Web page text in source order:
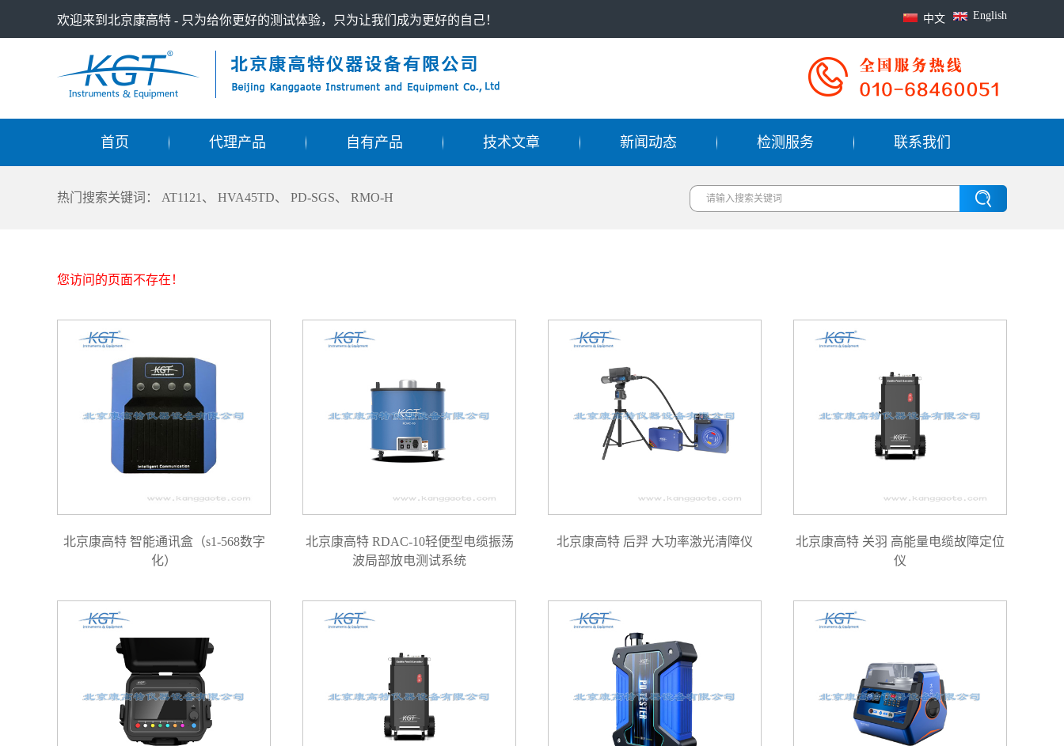
欢迎来到北京康高特 - 只为给你更好的测试体验，只为让我们成为更好的自己！ English
中文
首页 代理产品 自有产品 技术文章 新闻动态 检测服务 联系我们
热门搜索关键词： AT1121 、 HVA45TD、 PD-SGS、 RMO-H
您访问的页面不存在！
北京康高特 智能通讯盒（s1-568数字
化）
北京康高特 RDAC-10轻便型电缆振荡
波局部放电测试系统
北京康高特 后羿 大功率激光清障仪
北京康高特 关羽 高能量电缆故障定位
仪